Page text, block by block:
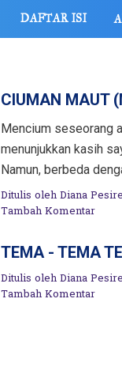
DAFTAR ISI
CIUMAN MAUT
Mencium seseorang
menunjukkan kasih
Namun, berbeda
Ditulis oleh Diana
Tambah Komentar
TEMA - TEMA
Ditulis oleh Diana
Tambah Komentar